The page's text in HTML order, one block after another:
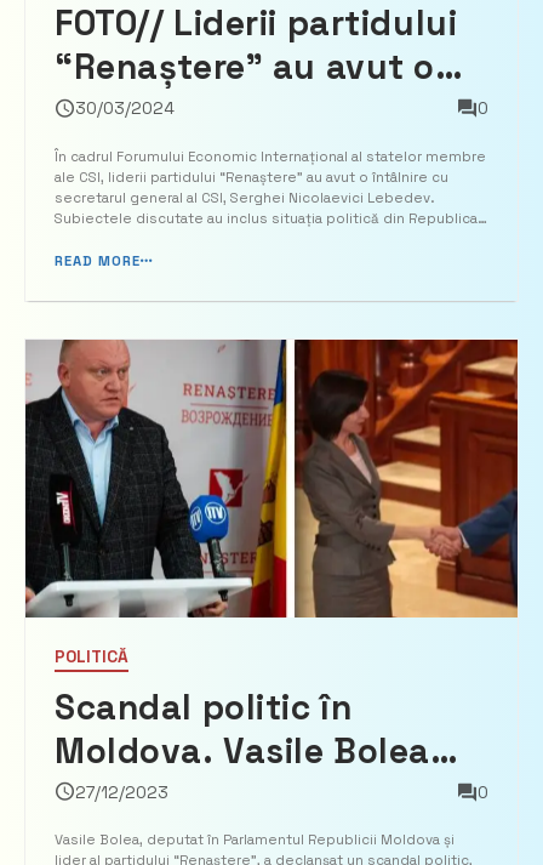
FOTO// Liderii partidului
“Renaștere” au avut o
întrevedere cu
Secretarul General al CSI
30/03/2024 0
În cadrul Forumului Economic Internațional al statelor membre
ale CSI, liderii partidului “Renaștere” au avut o întâlnire cu
secretarul general al CSI, Serghei Nicolaevici Lebedev.
Subiectele discutate au inclus situația politică din Republica
relațiile cu Comunitatea Statel...
READ MORE
POLITICĂ
Scandal politic în
Moldova. Vasile Bolea
acuză PAS și PSRM de
colaborare ascunsă:
27/12/2023 0
Vasile Bolea, deputat în Parlamentul Republicii Moldova și
lider al partidului “Renaștere”, a declanșat un scandal politic,